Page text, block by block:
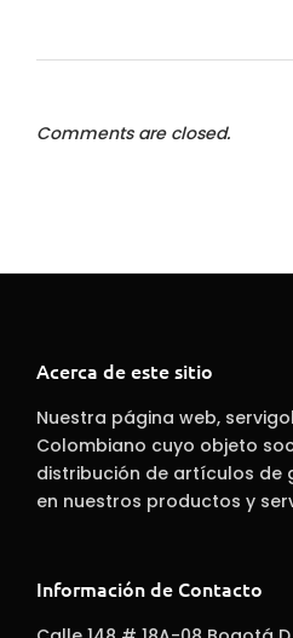
Comments are closed.
Acerca de este sitio
Nuestra página web,
Colombiano cuyo objeto
distribución de artículos de
en nuestros productos y
Información de Contacto